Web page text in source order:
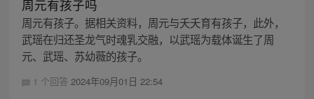
周元有孩子吗
周元有孩子。据相关资料，周元与夭夭育有孩子，此外，
武瑶在归还圣龙气时魂乳交融，以武瑶为载体诞生了周
元、武瑶、苏幼薇的孩子。
1 个回答 2024年09月01日 22:54